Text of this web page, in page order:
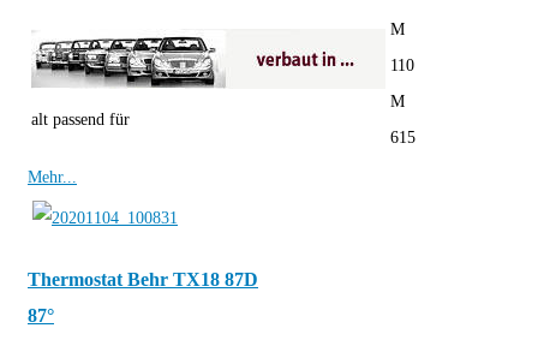
alt passend für
M
110
M
615
Mehr...
Thermostat Behr TX18 87D
87°